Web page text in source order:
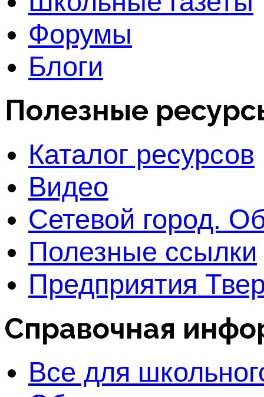
Форумы
Блоги
Полезные
Каталог ресурсов
Видео
Сетевой город.
Полезные ссылки
Предприятия
Справочная
Все для